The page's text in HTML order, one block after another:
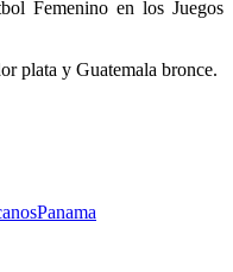
Femenino en los Juegos
plata y Guatemala bronce.
Panama